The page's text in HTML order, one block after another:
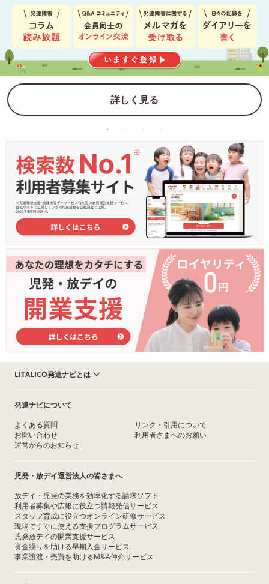
詳しく見る
LITALICO発達ナビとは
発達ナビについて
よくある質問
お問い合わせ
運営からのお知らせ
リンク・引用について
利用者さまへのお願い
児発・放デイ運営法人の皆さまへ
放デイ・児発の業務を効率化する請求ソフト
利用者募集や広報に役立つ情報発信サービス
スタッフ育成に役立つオンライン研修サービス
現場ですぐに使える支援プログラムサービス
児発放デイの開業支援サービス
資金繰りを助ける早期入金サービス
事業譲渡・売買を助けるM&A仲介サービス